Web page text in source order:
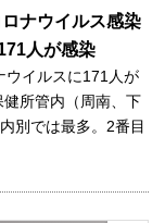
ナウイルス感染
人が感染
イルスに171人が
所管内（周南、下
別では最多。2番目